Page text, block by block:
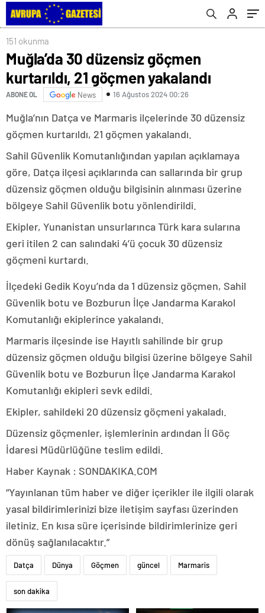
151 okunma
Muğla’da 30 düzensiz göçmen
kurtarıldı, 21 göçmen yakalandı
ABONE OL News 16 Ağustos 2024 00:26
Muğla’nın Datça ve Marmaris ilçelerinde 30 düzensiz
göçmen kurtarıldı, 21 göçmen yakalandı.
Sahil Güvenlik Komutanlığından yapılan açıklamaya
göre, Datça ilçesi açıklarında can sallarında bir grup
düzensiz göçmen olduğu bilgisinin alınması üzerine
bölgeye Sahil Güvenlik botu yönlendirildi.
Ekipler, Yunanistan unsurlarınca Türk kara sularına
geri itilen 2 can salındaki 4’ü çocuk 30 düzensiz
göçmeni kurtardı.
İlçedeki Gedik Koyu’nda da 1 düzensiz göçmen, Sahil
Güvenlik botu ve Bozburun İlçe Jandarma Karakol
Komutanlığı ekiplerince yakalandı.
Marmaris ilçesinde ise Hayıtlı sahilinde bir grup
düzensiz göçmen olduğu bilgisi üzerine bölgeye Sahil
Güvenlik botu ve Bozburun İlçe Jandarma Karakol
Komutanlığı ekipleri sevk edildi.
Ekipler, sahildeki 20 düzensiz göçmeni yakaladı.
Düzensiz göçmenler, işlemlerinin ardından İl Göç
İdaresi Müdürlüğüne teslim edildi.
Haber Kaynak : SONDAKIKA.COM
“Yayınlanan tüm haber ve diğer içerikler ile ilgili olarak
yasal bildirimlerinizi bize iletişim sayfası üzerinden
iletiniz. En kısa süre içerisinde bildirimlerinize geri
dönüş sağlanılacaktır.”
Datça Dünya Göçmen güncel Marmaris
son dakika